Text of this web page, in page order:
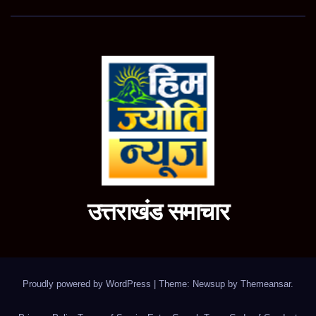
उत्तराखंड समाचार
Proudly powered by WordPress Theme: Newsup by Themeansar.